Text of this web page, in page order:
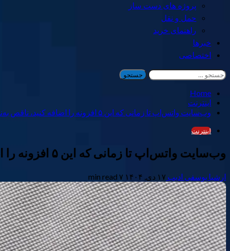
پروژه های دست ساز
حمل و نقل
راهنمای خرید
خبرها
اختصاصی
جستجو
برای:
Home
اینترنت
وب‌سایت واتس‌اپ تا زمانی که این ۵ افزونه را اضافه کنید، ناقص به‌نظر می‌رسد.
اینترنت
وب‌سایت واتس‌اپ تا زمانی که این ۵ افزونه را اضافه کنید، ناقص به‌نظر می‌رسد.
ارشیا یوسفی ادیب ۱۷ دی, ۱۴۰۴ ۷ min read